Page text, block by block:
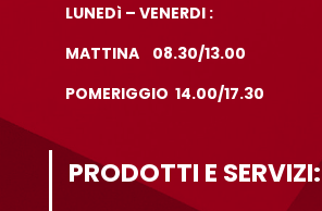
LUNEDì – VENERDI :
MATTINA 08.30/13.00
POMERIGGIO 14.00/17.30
PRODOTTI E SERVIZI: